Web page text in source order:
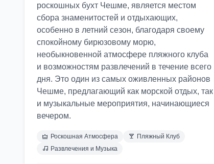
роскошных бухт Чешме, является местом
сбора знаменитостей и отдыхающих,
особенно в летний сезон, благодаря своему
спокойному бирюзовому морю,
необыкновенной атмосфере пляжного клуба
и возможностям развлечений в течение всего
дня. Это один из самых оживленных районов
Чешме, предлагающий как морской отдых, так
и музыкальные мероприятия, начинающиеся
вечером.
Роскошная Атмосфера
Пляжный Клуб
Развлечения и Музыка